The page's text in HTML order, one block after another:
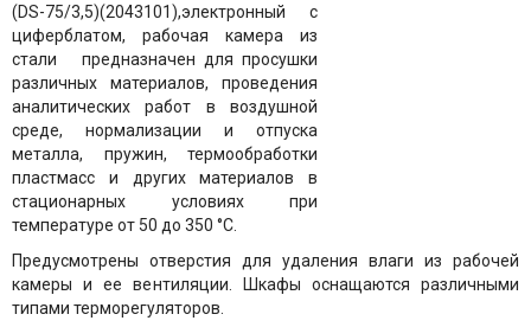
(DS-75/3,5)(2043101),электронный с
циферблатом, рабочая камера из
стали предназначен для просушки
различных материалов, проведения
аналитических работ в воздушной
среде, нормализации и отпуска
металла, пружин, термообработки
пластмасс и других материалов в
стационарных условиях при
температуре от 50 до 350 °С.
Предусмотрены отверстия для удаления влаги из рабочей
камеры и ее вентиляции. Шкафы оснащаются различными
типами терморегуляторов.